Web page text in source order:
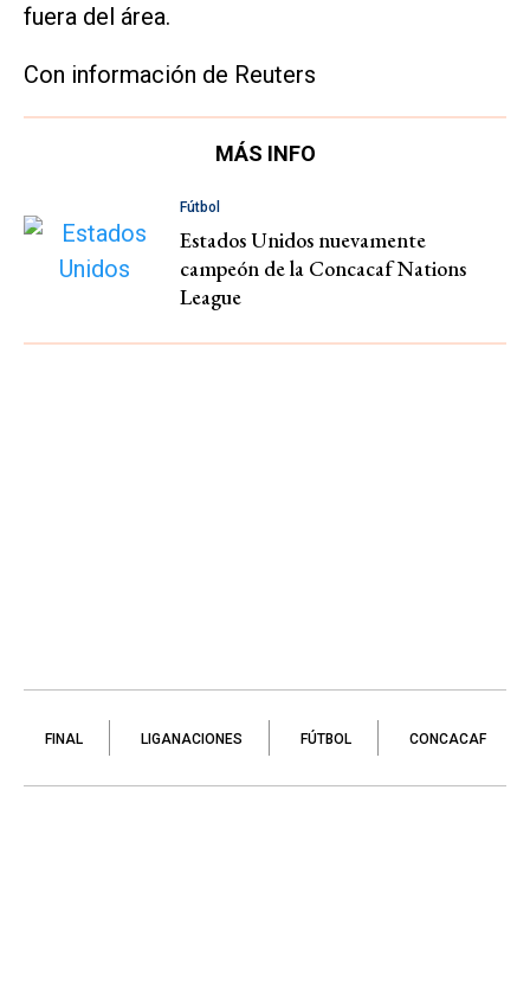
fuera del área.
Con información de Reuters
MÁS INFO
Fútbol
Estados Unidos nuevamente
campeón de la Concacaf Nations
League
FINAL LIGANACIONES FÚTBOL CONCACAF